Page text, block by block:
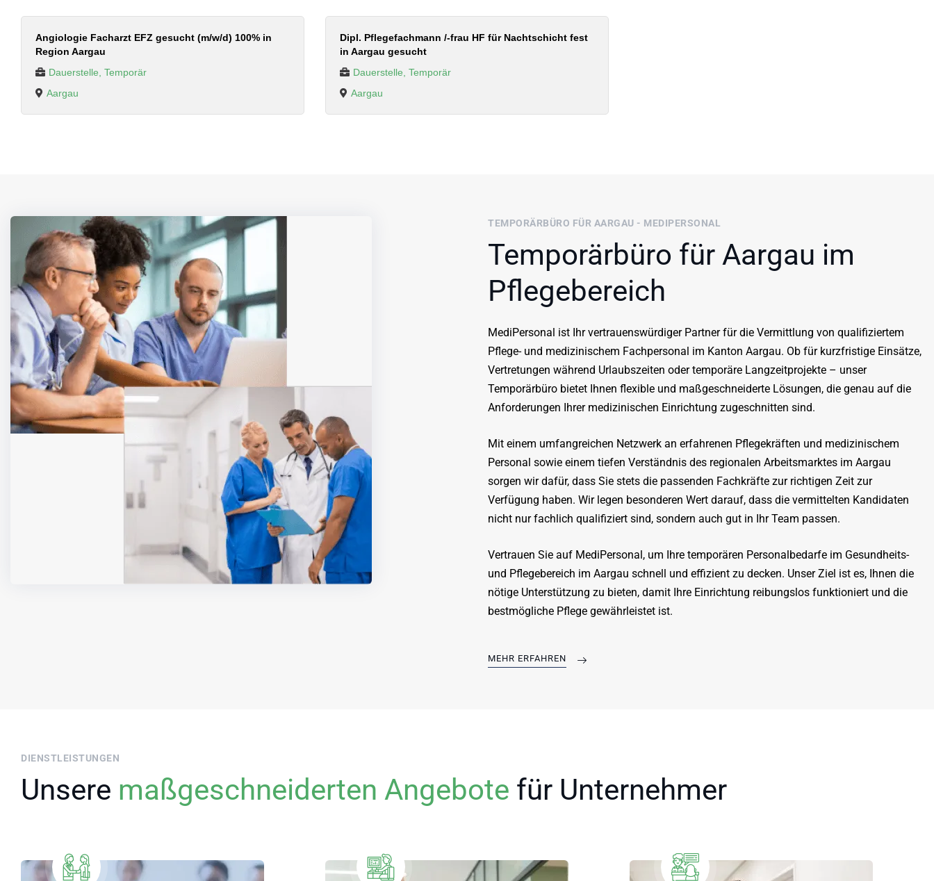
Angiologie Facharzt EFZ gesucht (m/w/d) 100% in
Region Aargau
Dauerstelle, Temporär
Aargau
Dipl. Pflegefachmann /-frau HF für Nachtschicht fest
in Aargau gesucht
Dauerstelle, Temporär
Aargau
TEMPORÄRBÜRO FÜR AARGAU - MEDIPERSONAL
Temporärbüro für Aargau im
Pflegebereich
MediPersonal ist Ihr vertrauenswürdiger Partner für die Vermittlung von qualifiziertem
Pflege- und medizinischem Fachpersonal im Kanton Aargau. Ob für kurzfristige Einsätze,
Vertretungen während Urlaubszeiten oder temporäre Langzeitprojekte – unser
Temporärbüro bietet Ihnen flexible und maßgeschneiderte Lösungen, die genau auf die
Anforderungen Ihrer medizinischen Einrichtung zugeschnitten sind.
Mit einem umfangreichen Netzwerk an erfahrenen Pflegekräften und medizinischem
Personal sowie einem tiefen Verständnis des regionalen Arbeitsmarktes im Aargau
sorgen wir dafür, dass Sie stets die passenden Fachkräfte zur richtigen Zeit zur
Verfügung haben. Wir legen besonderen Wert darauf, dass die vermittelten Kandidaten
nicht nur fachlich qualifiziert sind, sondern auch gut in Ihr Team passen.
Vertrauen Sie auf MediPersonal, um Ihre temporären Personalbedarfe im Gesundheits-
und Pflegebereich im Aargau schnell und effizient zu decken. Unser Ziel ist es, Ihnen die
nötige Unterstützung zu bieten, damit Ihre Einrichtung reibungslos funktioniert und die
bestmögliche Pflege gewährleistet ist.
MEHR ERFAHREN
DIENSTLEISTUNGEN
Unsere maßgeschneiderten Angebote für Unternehmer